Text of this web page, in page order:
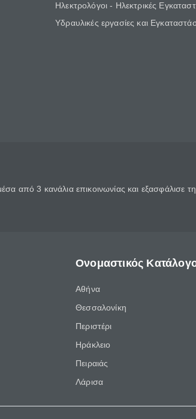
Ηλεκτρολόγοι - Ηλεκτρικές
Υδραυλικές εργασίες και
από 3 κανάλια επικοινωνίας και εξασφάλισε
Ονομαστικός
Αθήνα
Θεσσαλονίκη
Περιστέρι
Ηράκλειο
Πειραιάς
Λάρισα